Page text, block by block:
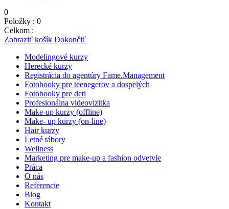
0
Položky : 0
Celkom :
Zobraziť košík Dokončiť
Modelingové kurzy
Herecké kurzy
Registrácia do agentúry Fame.Management
Fotobooky pre teenegerov a dospelých
Fotobooky pre deti
Profesionálna videovizitka
Make-up kurzy (offline)
Make- up kurzy (on-line)
Hair kurzy
Letné tábory
Wellness
Marketing pre make-up a fashion odvetvie
Práca
O nás
Referencie
Blog
Kontakt